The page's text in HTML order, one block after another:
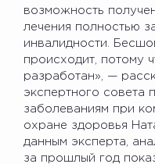
возможность
лечения полностью
инвалидности.
происходит, потому
разработан», —
экспертного совета
заболеваниям при
охране здоровья
данным эксперта,
за прошлый год